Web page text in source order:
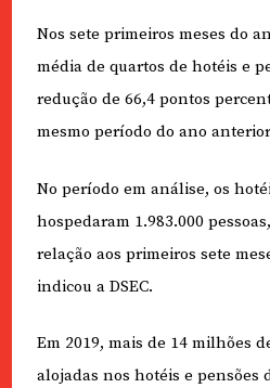
Nos sete primeiros meses do
média de quartos de hotéis e
redução de 66,4 pontos
mesmo período do ano
No período em análise, os
hospedaram 1.983.000
relação aos primeiros sete
indicou a DSEC.
Em 2019, mais de 14 milhões
alojadas nos hotéis e pensões